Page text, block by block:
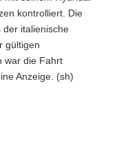
kontrolliert. Die
der italienische
gültigen
war die Fahrt
Anzeige. (sh)